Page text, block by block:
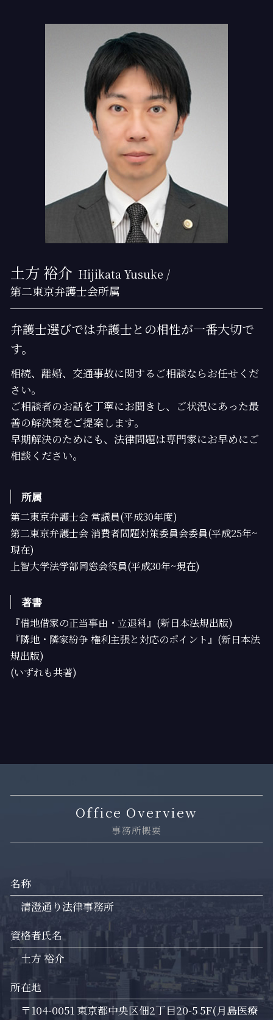
交通事故 物品損害
交通事故 治療費 過失割合
任意保険基準
任意整理 デメリット
個人再生 流れ
任意整理 口座凍結
任意整理 債権者 連絡
勝どき 過払い金請求
門前仲町 相続登記
月島 過払い金 弁護士
新木場 慰謝料請求
門前仲町 過払い金 弁護士
勝どき 離婚 弁護士
月島 過払い金請求
門前仲町 弁護士基準
勝どき 過払い金 弁護士
新木場 債務整理
土方 裕介 Hijikata Yusuke /
第二東京弁護士会所属
弁護士選びでは弁護士との相性が一番大切で
す。
相続、離婚、交通事故に関するご相談ならお任せくだ
さい。
ご相談者のお話を丁寧にお聞きし、ご状況にあった最
善の解決策をご提案します。
早期解決のためにも、法律問題は専門家にお早めにご
相談ください。
所属
第二東京弁護士会 常議員(平成30年度)
第二東京弁護士会 消費者問題対策委員会委員(平成25年~
現在)
上智大学法学部同窓会役員(平成30年~現在)
著書
『借地借家の正当事由・立退料』(新日本法規出版)
『隣地・隣家紛争 権利主張と対応のポイント』(新日本法
規出版)
(いずれも共著)
Office Overview
事務所概要
名称
清澄通り法律事務所
資格者氏名
土方 裕介
所在地
〒104-0051 東京都中央区佃2丁目20-5 5F(月島医療